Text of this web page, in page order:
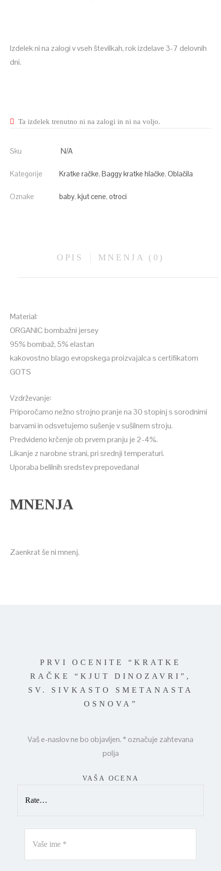
Izdelek ni na zalogi v vseh številkah, rok izdelave 3-7 delovnih
dni.
Ta izdelek trenutno ni na zalogi in ni na voljo.
Sku N/A
Kategorije Kratke račke, Baggy kratke hlačke, Oblačila
Oznake baby, kjut cene, otroci
OPIS MNENJA (0)
Material:
ORGANIC bombažni jersey
95% bombaž, 5% elastan
kakovostno blago evropskega proizvajalca s certifikatom
GOTS
Vzdrževanje:
Priporočamo nežno strojno pranje na 30 stopinj s sorodnimi
barvami in odsvetujemo sušenje v sušilnem stroju.
Predvideno krčenje ob prvem pranju je 2-4%.
Likanje z narobne strani, pri srednji temperaturi.
Uporaba belilnih sredstev prepovedana!
MNENJA
Zaenkrat še ni mnenj.
PRVI OCENITE “KRATKE
RAČKE “KJUT DINOZAVRI”,
SV. SIVKASTO SMETANASTA
OSNOVA”
Vaš e-naslov ne bo objavljen.* označuje zahtevana
polja
VAŠA OCENA